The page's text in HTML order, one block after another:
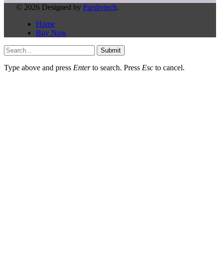
© 2026 Designed by Parshvtech.
Home
Buy Now
Submit
Type above and press Enterto search. Press Esc to cancel.